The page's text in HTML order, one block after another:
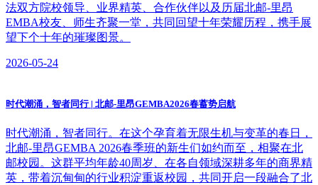
法双方院校领导、业界精英、合作伙伴以及历届北邮-里昂
EMBA校友、师生齐聚一堂，共同回望十年荣耀历程，携手展
望下个十年的璀璨图景。
2026-05-24
时代潮涌，智者同行 | 北邮-里昂GEMBA2026春蓄势启航
时代潮涌，智者同行。在这个孕育着无限生机与变革的春日，
北邮-里昂GEMBA 2026春季班的新生们如约而至，相聚在北
邮校园。这群平均年龄40周岁、在各自领域深耕多年的商界精
英，带着沉甸甸的行业积淀重返校园，共同开启一段融合了北